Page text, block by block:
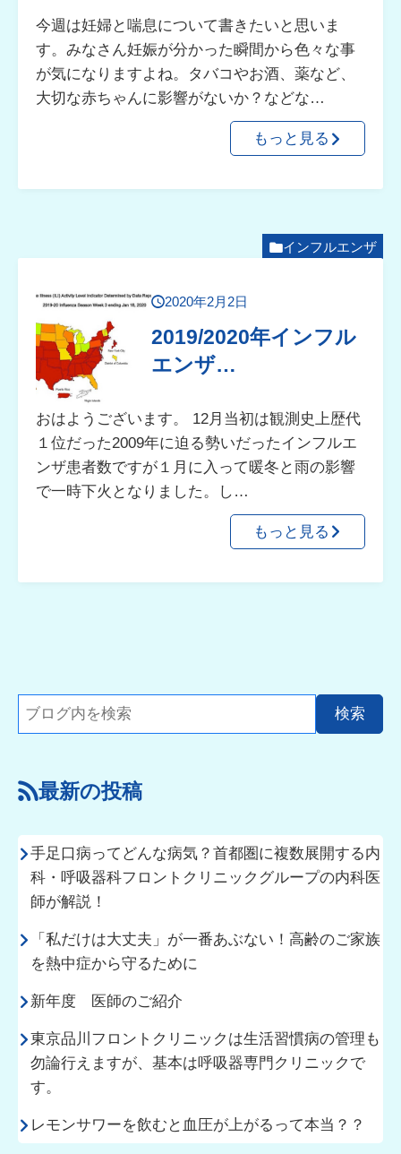
今週は妊婦と喘息について書きたいと思いま
す。みなさん妊娠が分かった瞬間から色々な事
が気になりますよね。タバコやお酒、薬など、
大切な赤ちゃんに影響がないか？などな…
もっと見る
インフルエンザ
2020年2月2日
2019/2020年インフル
エンザ…
おはようございます。 12月当初は観測史上歴代
１位だった2009年に迫る勢いだったインフルエ
ンザ患者数ですが１月に入って暖冬と雨の影響
で一時下火となりました。し…
もっと見る
最新の投稿
手足口病ってどんな病気？首都圏に複数展開する内
科・呼吸器科フロントクリニックグループの内科医
師が解説！
「私だけは大丈夫」が一番あぶない！高齢のご家族
を熱中症から守るために
新年度 医師のご紹介
東京品川フロントクリニックは生活習慣病の管理も
勿論行えますが、基本は呼吸器専門クリニックで
す。
レモンサワーを飲むと血圧が上がるって本当？？